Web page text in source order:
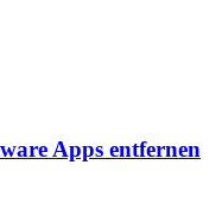
Apps entfernen